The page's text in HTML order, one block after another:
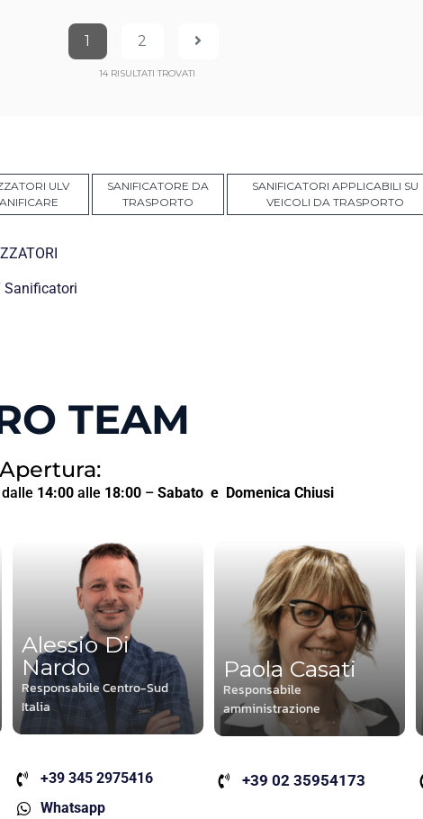
1 2
14RISULTATI TROVATI
ULV
SANIFICATORE DA
TRASPORTO
SANIFICATORI APPLICABILI SU
VEICOLI DA TRASPORTO
Sanificatori
TEAM
14:00alle 18:00– Sabato e Domenica Chiusi
Alessio Di
Nardo
Responsabile Centro-Sud
Italia
+39 345 2975416
Whatsapp
Paola Casati
Responsabile
amministrazione
+39 02 35954173